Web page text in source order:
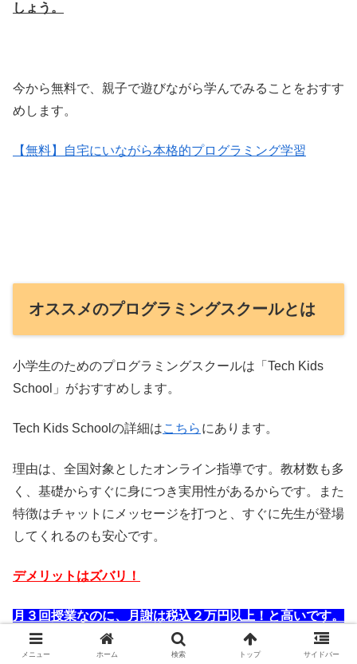
しょう。
今から無料で、親子で遊びながら学んでみることをおすす
めします。
【無料】自宅にいながら本格的プログラミング学習
オススメのプログラミングスクールとは
小学生のためのプログラミングスクールは「Tech Kids
School」がおすすめします。
Tech Kids Schoolの詳細はこちら にあります。
理由は、全国対象としたオンライン指導です。教材数も多
く、基礎からすぐに身につき実用性があるからです。また
特徴はチャットにメッセージを打つと、すぐに先生が登場
してくれるのも安心です。
デメリットはズバリ！
月３回授業なのに、月謝は税込２万円以上！と高いです。
１回あたり６５００円以上です。
メニュー ホーム 検索 トップ サイドバー